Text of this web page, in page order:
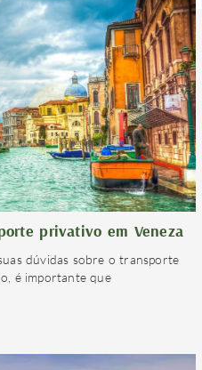
privativo em Veneza
dúvidas sobre o transporte
é importante que